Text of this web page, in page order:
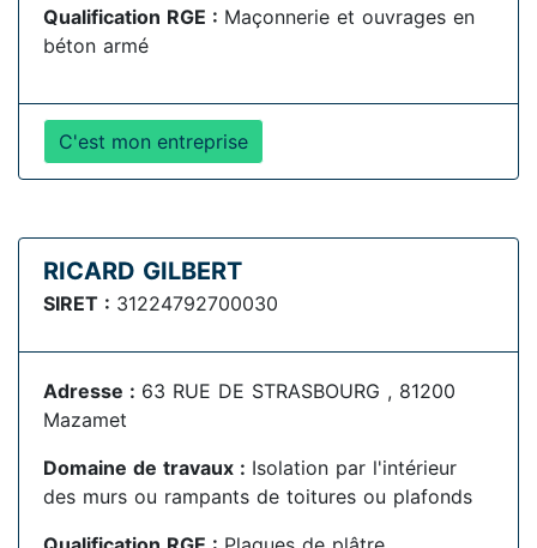
Qualification RGE : Maçonnerie et ouvrages en
béton armé
C'est mon entreprise
RICARD GILBERT
SIRET : 31224792700030
Adresse : 63 RUE DE STRASBOURG , 81200
Mazamet
Domaine de travaux : Isolation par l'intérieur
des murs ou rampants de toitures ou plafonds